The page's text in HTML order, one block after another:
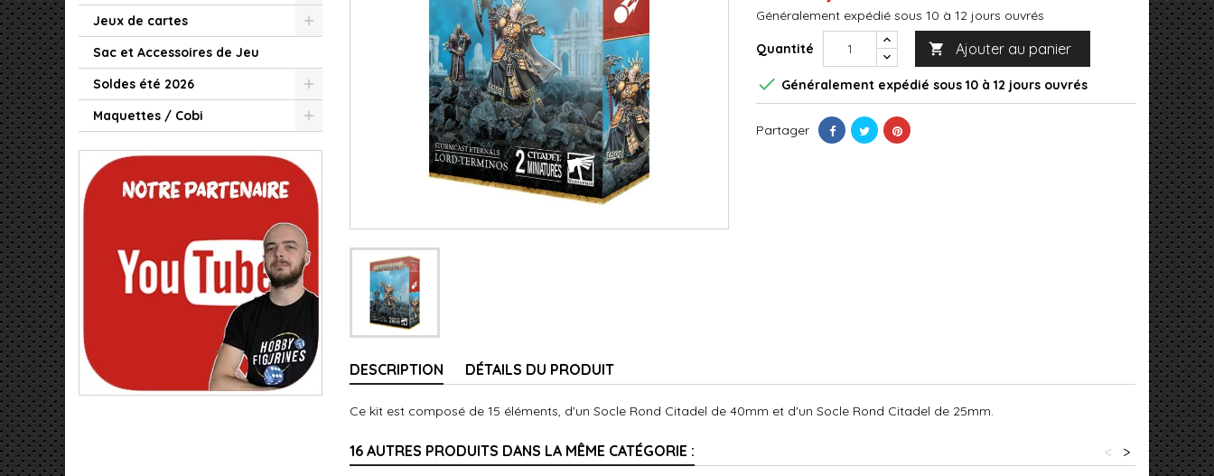
Jeux de cartes
Sac et Accessoires de Jeu
Soldes été 2026
Maquettes / Cobi
Généralement expédié sous 10 à 12 jours ouvrés
Quantité  Ajouter au panier
 Généralement expédié sous 10 à 12 jours ouvrés
Partager
DESCRIPTION DÉTAILS DU PRODUIT
Ce kit est composé de 15 éléments, d'un Socle Rond Citadel de 40mm et d'un Socle Rond Citadel de 25mm.
16 AUTRES PRODUITS DANS LA MÊME CATÉGORIE : >
<